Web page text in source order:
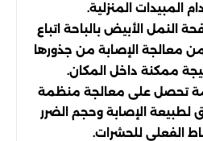
المبيدات المنزلية.
النمل الأبيض بالباحة اتباع
معالجة الإصابة من جذورها
ممكنة داخل المكان.
تحصل على معالجة منظمة
لطبيعة الإصابة وحجم الضرر
الفعلي للحشرات.